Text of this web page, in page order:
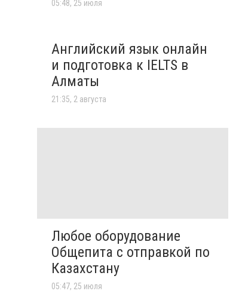
05:48, 25 июля
Английский язык онлайн
и подготовка к IELTS в
Алматы
21:35, 2 августа
Любое оборудование
Общепита с отправкой по
Казахстану
05:47, 25 июля